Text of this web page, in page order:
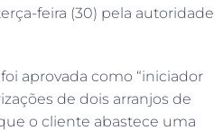
feira (30) pela autoridade
aprovada como “iniciador
de dois arranjos de
o cliente abastece uma